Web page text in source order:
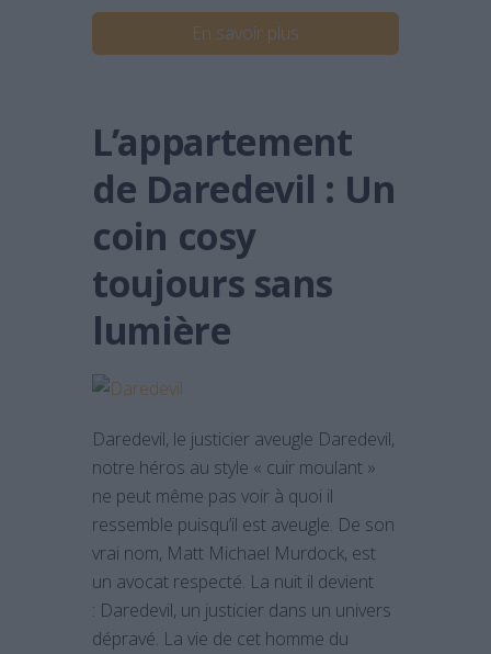
En savoir plus
L’appartement
de Daredevil : Un
coin cosy
toujours sans
lumière
Daredevil, le justicier aveugle Daredevil,
notre héros au style « cuir moulant »
ne peut même pas voir à quoi il
ressemble puisqu’il est aveugle. De son
vrai nom, Matt Michael Murdock, est
un avocat respecté. La nuit il devient
: Daredevil, un justicier dans un univers
dépravé. La vie de cet homme du